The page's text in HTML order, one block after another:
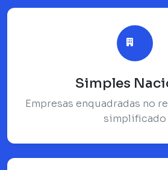
Simples
Empresas enquadradas no
simplificado